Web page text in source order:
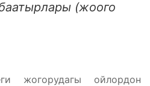
(жоого
жогорудагы ойлордон